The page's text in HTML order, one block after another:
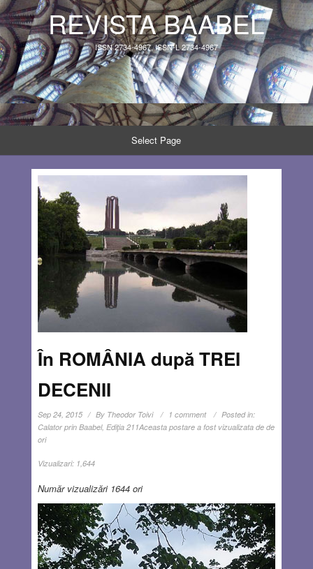
REVISTA BAABEL
ISSN 2734-4967, ISSN-L 2734-4967
Select Page
În ROMÂNIA după TREI
DECENII
Sep 24, 2015 By Theodor Toivi 1 comment
Posted in:
Calator prin Baabel, Ediţia 211Aceasta postare a fost vizualizata de de
ori
Vizualizari: 1,644
Număr vizualizări 1644 ori